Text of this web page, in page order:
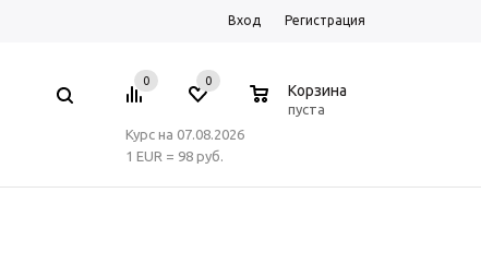
Вход Регистрация
0 0
Корзина
пуста
Курс на 07.08.2026
1 EUR = 98 руб.